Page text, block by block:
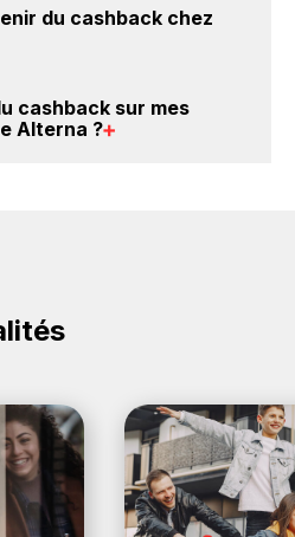
BackBackBack lorsque
bonus.
du cashback chez
cumuler vos réductions
sur la marque Alterna. Oui,
cashback sur mes
Alterna ?